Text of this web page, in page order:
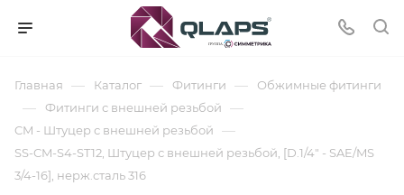
Главная — Каталог — Фитинги — Обжимные фитинги
— Фитинги с внешней резьбой —
CM - Штуцер с внешней резьбой —
SS-CM-S4-ST12, Штуцер с внешней резьбой, [D.1/4" - SAE/MS
3/4-16], нерж.сталь 316